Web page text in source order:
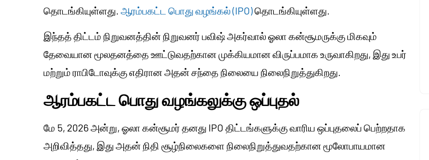
தொடங்கியுள்ளது. ஆரம்பகட்ட பொது வழங்கல் (IPO)தொடங்கியுள்ளது.
இந்தத் திட்டம் நிறுவனத்தின் நிறுவனர் பவிஷ் அகர்வால் ஓலா கன்சூமருக்கு மிகவும்
தேவையான மூலதனத்தை ஊட்டுவதற்கான முக்கியமான விருப்பமாக உருவாகிறது, இது உபர்
மற்றும் ராபிடோவுக்கு எதிரான அதன் சந்தை நிலையை நிலைநிறுத்துகிறது.
ஆரம்பகட்ட பொது வழங்கலுக்கு ஒப்புதல்
மே 5, 2026 அன்று, ஓலா கன்சூமர் தனது IPO திட்டங்களுக்கு வாரிய ஒப்புதலைப் பெற்றதாக
அறிவித்தது, இது அதன் நிதி சூழ்நிலைகளை நிலைநிறுத்துவதற்கான மூலோபாயமான